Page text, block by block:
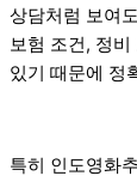
상담처럼 보여
보험 조건, 정
있기 때문에 정
특히 인도영화